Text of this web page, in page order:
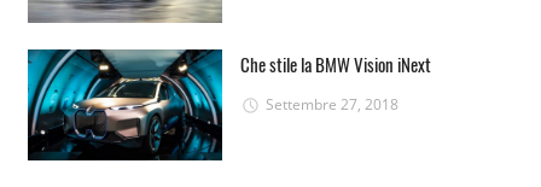
Che stile la BMW Vision iNext
Settembre 27, 2018